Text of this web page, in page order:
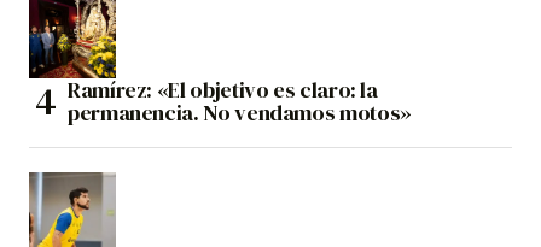
Ramírez: «El objetivo es claro: la
permanencia. No vendamos motos»